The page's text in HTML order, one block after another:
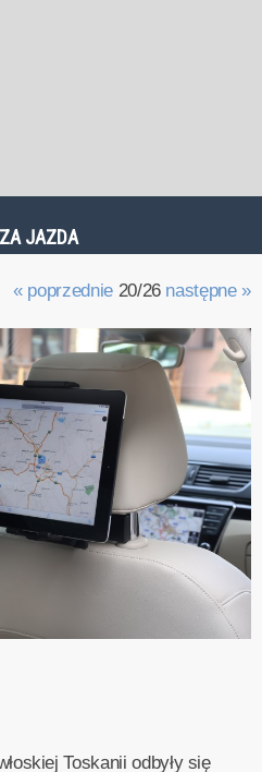
JAZDA
« poprzednie20/26 następne »
Toskanii odbyły się